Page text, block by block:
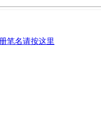
笔名请按这里